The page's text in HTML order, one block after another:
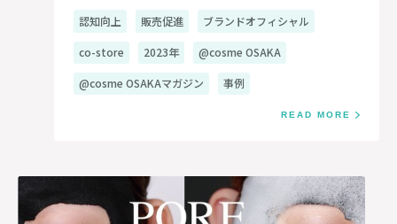
認知向上 販売促進 ブランドオフィシャル
co-store 2023年 @cosme OSAKA
@cosme OSAKAマガジン 事例
READ MORE